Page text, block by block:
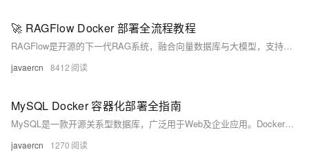
🚀 RAGFlow Docker 部署全流程教程
RAGFlow是开源的下一代RAG系统，融合向量数据库与大模型，支持全文检索、插件化引擎切换，适用于企业知识库、智能客服等场景。支持Docker一键部署，提供轻量与完整版本，助力高效搭建私有化AI问答平台。
javaercn 8412
MySQL Docker 容器化部署全指南
MySQL是一款开源关系型数据库，广泛用于Web及企业应用。Docker容器化部署可解决环境不一致、依赖冲突问题，实现高效、隔离、轻量的MySQL服务运行，支持数据持久化与快速迁移，适用于开发、测试及生产环境。
javaercn 1270